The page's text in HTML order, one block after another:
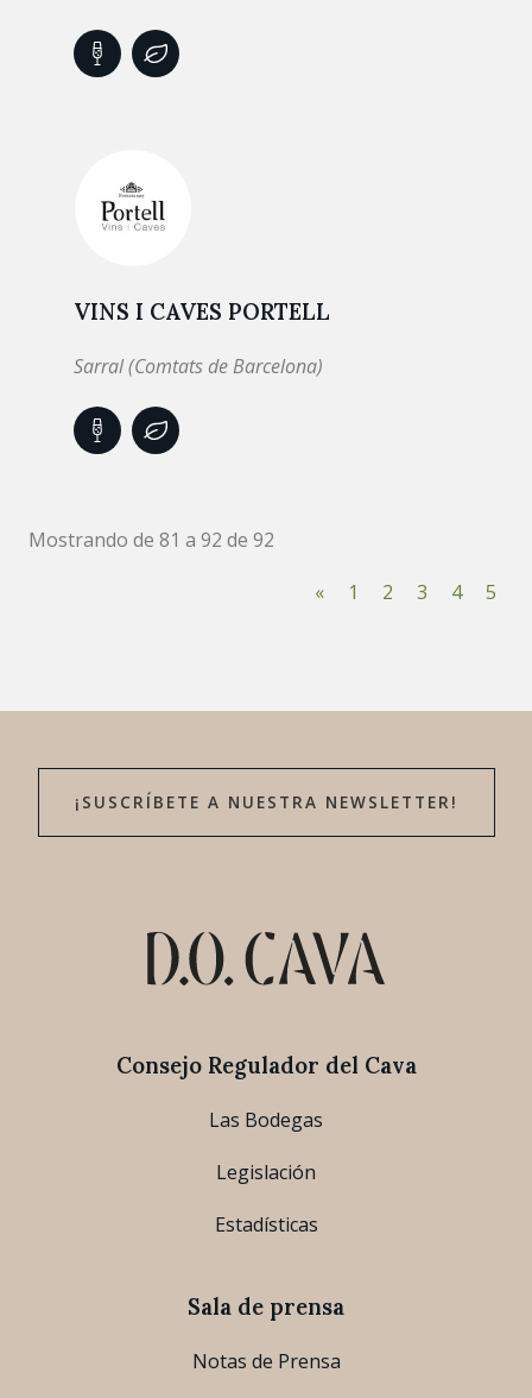
VINS I CAVES PORTELL
Sarral (Comtats de Barcelona)
Mostrando de 81 a 92 de 92
«
1 2 3 4 5
¡SUSCRÍBETE A NUESTRA NEWSLETTER!
Consejo Regulador del Cava
Las Bodegas
Legislación
Estadísticas
Sala de prensa
Notas de Prensa